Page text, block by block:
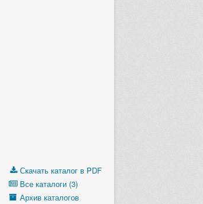
Скачать каталог в PDF
Все каталоги (3)
Архив каталогов